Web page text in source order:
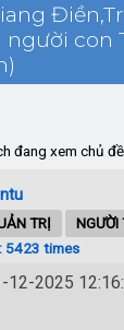
người con
đang xem chủ đề.
TRỊ
NGƯỜI
5423 times
12-2025